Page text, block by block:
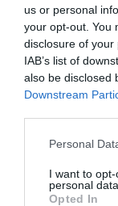
us or personal
your opt-out. You
disclosure of
IAB’s list of
also be disclosed
Downstream
Personal
I want to
personal data.
Opted In